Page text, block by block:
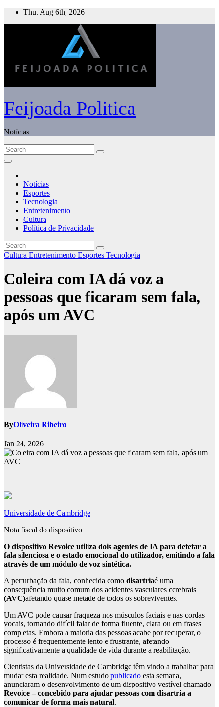
Skip
Thu. Aug 6th, 2026
Feijoada Politica
Notícias
Notícias
Esportes
Tecnologia
Entretenimento
Cultura
Política de Privacidade
Cultura Entretenimento Esportes Tecnologia
Coleira com IA dá voz a
pessoas que ficaram sem fala,
após um AVC
ByOliveira Ribeiro
Jan 24, 2026
Universidade de Cambridge
Nota fiscal do dispositivo
O dispositivo Revoice utiliza dois agentes de IA para detetar a
fala silenciosa e o estado emocional do utilizador, emitindo a fala
através de um módulo de voz sintética.
A perturbação da fala, conhecida como disartriaé uma
consequência muito comum dos acidentes vasculares cerebrais
(AVC)afetando quase metade de todos os sobreviventes.
Um AVC pode causar fraqueza nos músculos faciais e nas cordas
vocais, tornando difícil falar de forma fluente, clara ou em frases
completas. Embora a maioria das pessoas acabe por recuperar, o
processo é frequentemente lento e frustrante, afetando
significativamente a qualidade de vida durante a reabilitação.
Cientistas da Universidade de Cambridge têm vindo a trabalhar para
mudar esta realidade. Num estudo publicado esta semana,
anunciaram o desenvolvimento de um dispositivo vestível chamado
Revoice – concebido para ajudar pessoas com disartria a
comunicar de forma mais natural.